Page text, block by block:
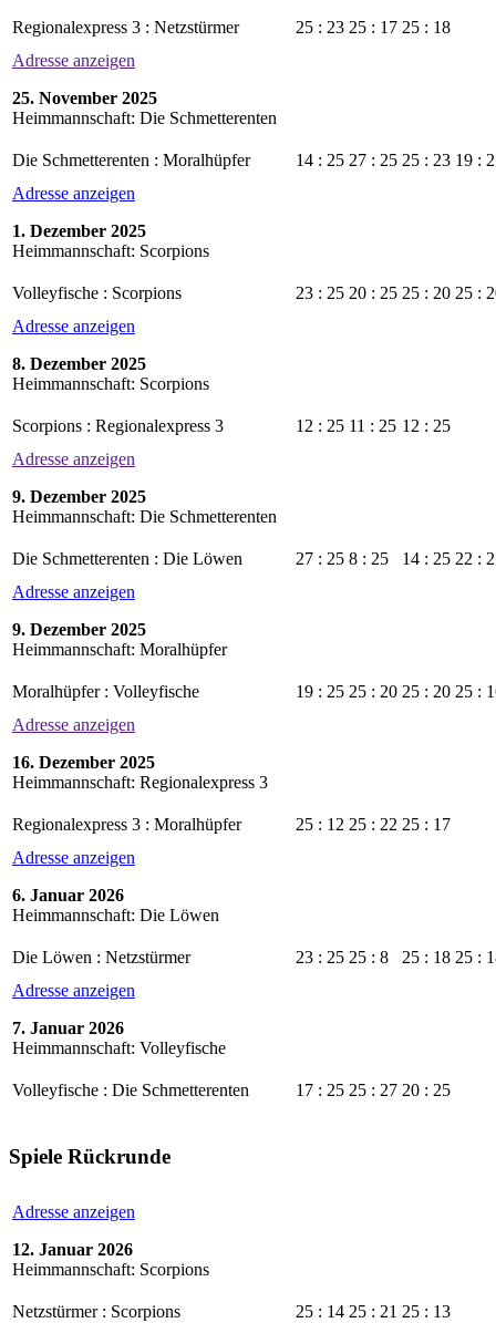
Regionalexpress 3 : Netzstürmer 25 : 23 25 : 17 25 : 18
Adresse anzeigen
25. November 2025
Heimmannschaft: Die Schmetterenten
Die Schmetterenten : Moralhüpfer 14 : 25 27 : 25 25 : 23 19 :
Adresse anzeigen
1. Dezember 2025
Heimmannschaft: Scorpions
Volleyfische : Scorpions 23 : 25 20 : 25 25 : 20 25 :
Adresse anzeigen
8. Dezember 2025
Heimmannschaft: Scorpions
Scorpions : Regionalexpress 3 12 : 25 11 : 25 12 : 25
Adresse anzeigen
9. Dezember 2025
Heimmannschaft: Die Schmetterenten
Die Schmetterenten : Die Löwen 27 : 25 8 : 25 14 : 25 22 :
Adresse anzeigen
9. Dezember 2025
Heimmannschaft: Moralhüpfer
Moralhüpfer : Volleyfische 19 : 25 25 : 20 25 : 20 25 :
Adresse anzeigen
16. Dezember 2025
Heimmannschaft: Regionalexpress 3
Regionalexpress 3 : Moralhüpfer 25 : 12 25 : 22 25 : 17
Adresse anzeigen
6. Januar 2026
Heimmannschaft: Die Löwen
Die Löwen : Netzstürmer 23 : 25 25 : 8 25 : 18 25 :
Adresse anzeigen
7. Januar 2026
Heimmannschaft: Volleyfische
Volleyfische : Die Schmetterenten 17 : 25 25 : 27 20 : 25
Spiele Rückrunde
Adresse anzeigen
12. Januar 2026
Heimmannschaft: Scorpions
Netzstürmer : Scorpions 25 : 14 25 : 21 25 : 13